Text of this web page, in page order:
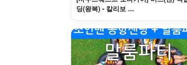
딩(왕복) - 칼리보 ...